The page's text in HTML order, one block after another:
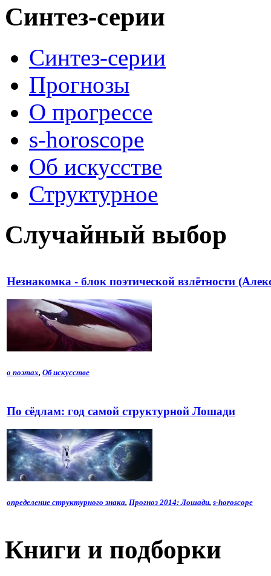
Синтез-серии
Синтез-серии
Прогнозы
О прогрессе
s-horoscope
Об искусстве
Структурное
Случайный выбор
Незнакомка - блок поэтической взлётности
о поэтах, Об искусстве
По сёдлам: год самой структурной Лошади
определение структурного знака, Прогноз 2014: Лошади, s-horoscope
Книги и подборки